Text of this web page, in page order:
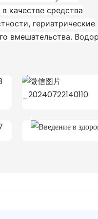
качестве средства
гериатрические
вмешательства.